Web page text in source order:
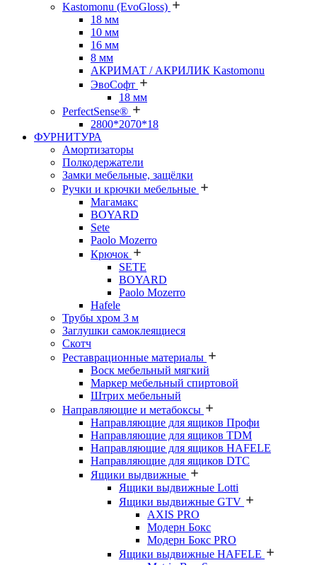
Kastomonu (EvoGloss)
18 мм
10 мм
16 мм
8 мм
АКРИМАТ / АКРИЛИК Kastomonu
ЭвоСофт
18 мм
PerfectSense®
2800*2070*18
ФУРНИТУРА
Амортизаторы
Полкодержатели
Замки мебельные, защёлки
Ручки и крючки мебельные
Магамакс
BOYARD
Sete
Paolo Mozerro
Крючок
SETE
BOYARD
Paolo Mozerro
Hafele
Трубы хром 3 м
Заглушки самоклеящиеся
Скотч
Реставрационные материалы
Воск мебельный мягкий
Маркер мебельный спиртовой
Штрих мебельный
Направляющие и метабоксы
Направляющие для ящиков Профи
Направляющие для ящиков TDM
Направляющие для ящиков HAFELE
Направляющие для ящиков DTC
Ящики выдвижные
Ящики выдвижные Lotti
Ящики выдвижные GTV
AXIS PRO
Модерн Бокс
Модерн Бокс PRO
Ящики выдвижные HAFELE